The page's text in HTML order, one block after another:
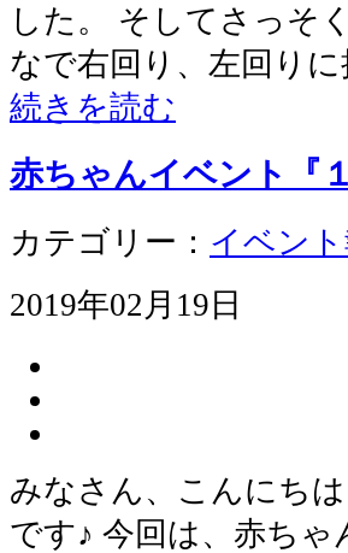
した。 そしてさっそ
なで右回り、左回り
続きを読む
赤ちゃんイベント『
カテゴリー： イベン
2019年02月19日
みなさん、こんにち
です♪ 今回は、赤ち